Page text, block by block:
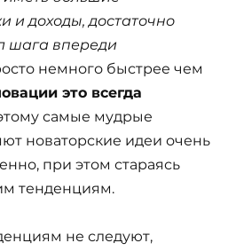
и доходы, достаточно
шага впереди
немного быстрее чем
это всегда
самые мудрые
новаторские идеи очень
при этом стараясь
тенденциям.
не следуют,